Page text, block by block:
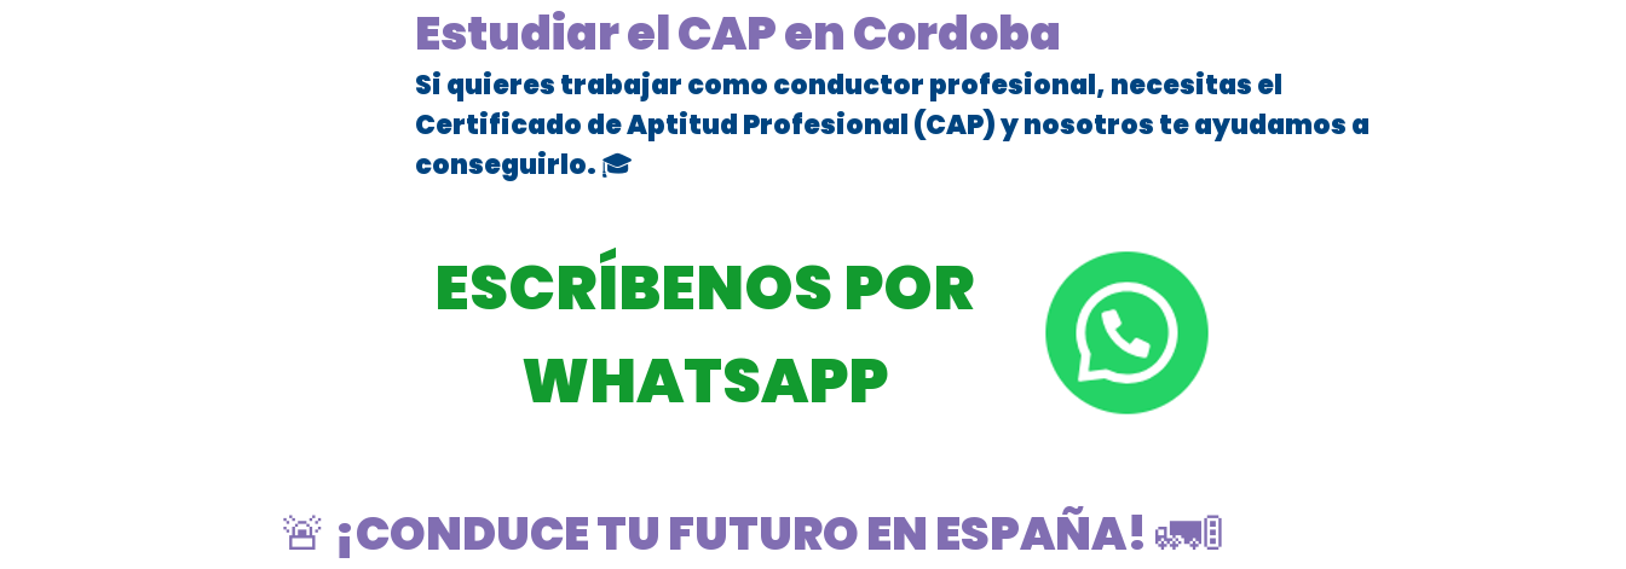
Estudiar el CAP en Cordoba
Si quieres trabajar como conductor profesional, necesitas el
Certificado de Aptitud Profesional (CAP) y nosotros te ayudamos a
conseguirlo. 🎓
ESCRÍBENOS POR
WHATSAPP
🚨 ¡CONDUCE TU FUTURO EN ESPAÑA! 🚛🚦